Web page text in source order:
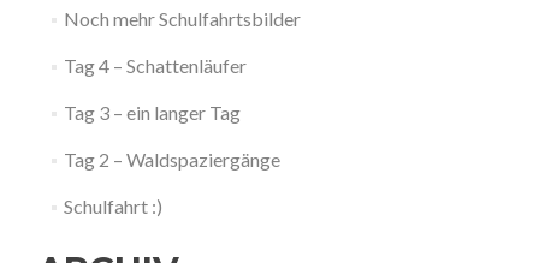
Noch mehr Schulfahrtsbilder
Tag 4 – Schattenläufer
Tag 3 – ein langer Tag
Tag 2 – Waldspaziergänge
Schulfahrt :)